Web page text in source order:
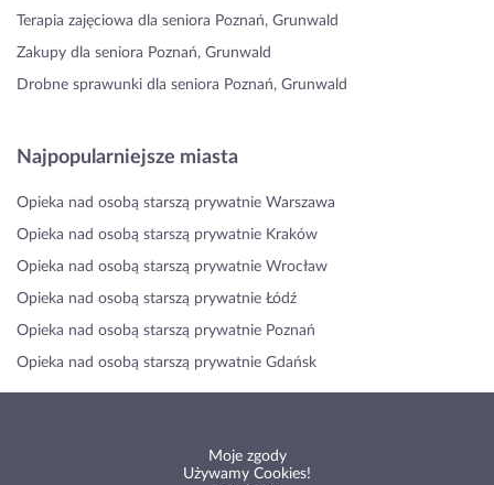
Terapia zajęciowa dla seniora Poznań, Grunwald
Zakupy dla seniora Poznań, Grunwald
Drobne sprawunki dla seniora Poznań, Grunwald
Najpopularniejsze miasta
Opieka nad osobą starszą prywatnie Warszawa
Opieka nad osobą starszą prywatnie Kraków
Opieka nad osobą starszą prywatnie Wrocław
Opieka nad osobą starszą prywatnie Łódź
Opieka nad osobą starszą prywatnie Poznań
Opieka nad osobą starszą prywatnie Gdańsk
Moje zgody
Używamy Cookies!